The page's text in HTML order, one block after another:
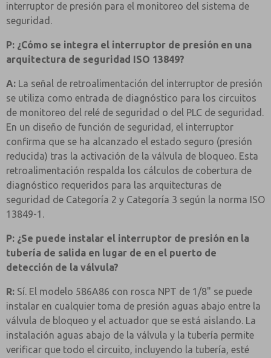
interruptor de presión para el monitoreo del sistema de
seguridad.
P: ¿Cómo se integra el interruptor de presión en una
arquitectura de seguridad ISO 13849?
A: La señal de retroalimentación del interruptor de presión
se utiliza como entrada de diagnóstico para los circuitos
de monitoreo del relé de seguridad o del PLC de seguridad.
En un diseño de función de seguridad, el interruptor
confirma que se ha alcanzado el estado seguro (presión
reducida) tras la activación de la válvula de bloqueo. Esta
retroalimentación respalda los cálculos de cobertura de
diagnóstico requeridos para las arquitecturas de
seguridad de Categoría 2 y Categoría 3 según la norma ISO
13849-1.
P: ¿Se puede instalar el interruptor de presión en la
tubería de salida en lugar de en el puerto de
detección de la válvula?
R: Sí. El modelo 586A86 con rosca NPT de 1/8" se puede
instalar en cualquier toma de presión aguas abajo entre la
válvula de bloqueo y el actuador que se está aislando. La
instalación aguas abajo de la válvula y la tubería permite
verificar que todo el circuito, incluyendo la tubería, esté